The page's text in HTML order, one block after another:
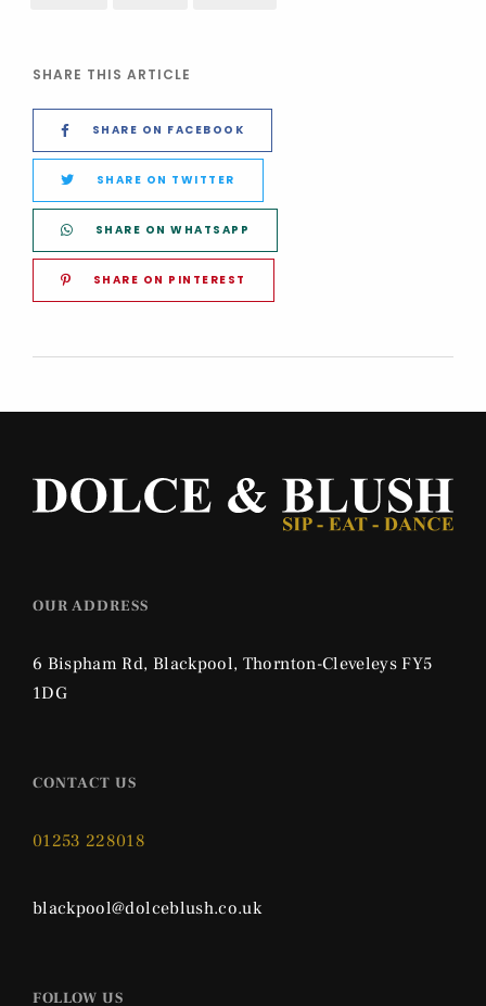
SHARE THIS ARTICLE
SHARE ON FACEBOOK
SHARE ON TWITTER
SHARE ON WHATSAPP
SHARE ON PINTEREST
OUR ADDRESS
6 Bispham Rd, Blackpool, Thornton-Cleveleys FY5
1DG
CONTACT US
01253 228018
blackpool@dolceblush.co.uk
FOLLOW US